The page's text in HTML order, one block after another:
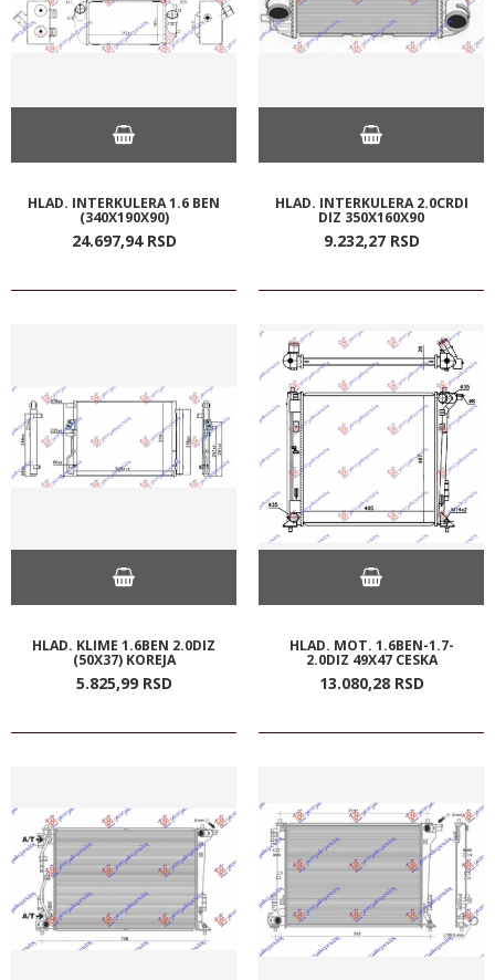
HLAD. INTERKULERA 1.6 BEN
(340X190X90)
24.697,94 RSD
HLAD. INTERKULERA 2.0CRDI
DIZ 350X160X90
9.232,27 RSD
HLAD. KLIME 1.6BEN 2.0DIZ
(50X37) KOREJA
5.825,99 RSD
HLAD. MOT. 1.6BEN-1.7-
2.0DIZ 49X47 CESKA
13.080,28 RSD